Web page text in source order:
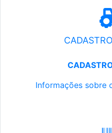
Informações sobre